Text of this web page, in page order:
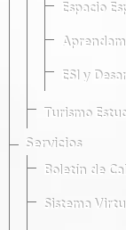
Espacio
ESI y
Turismo
Servicios
Boletín de
Sistema